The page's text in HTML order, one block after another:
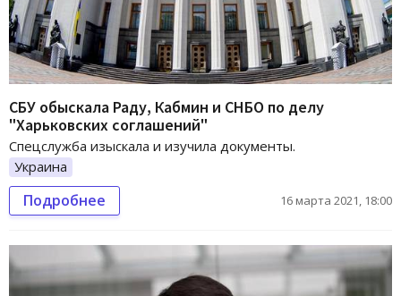
СБУ обыскала Раду, Кабмин и СНБО по делу
"Харьковских соглашений"
Спецслужба изыскала и изучила документы.
Украина
Подробнее 16 марта 2021, 18:00